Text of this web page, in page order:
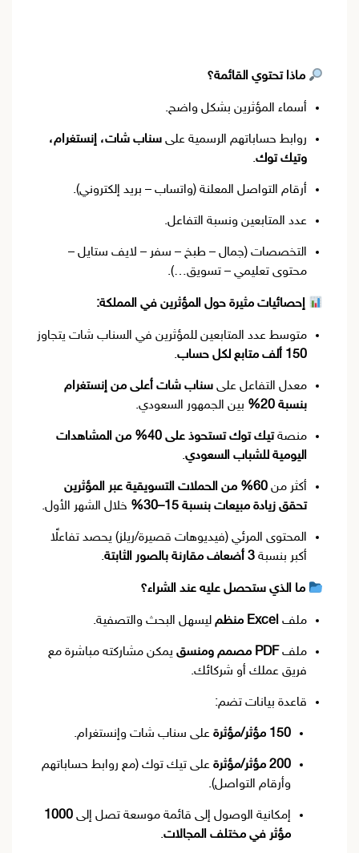
ماذا تحتوي القائمة؟
أسماء المؤثرين بشكل واضح.
روابط حساباتهم الرسمية على سناب شات، إنستغرام،
وتيك توك.
أرقام التواصل المعلنة (واتساب – بريد إلكتروني).
عدد المتابعين ونسبة التفاعل.
التخصصات (جمال – طبخ – سفر – لايف ستايل –
محتوى تعليمي – تسويق…).
إحصائيات مثيرة حول المؤثرين في المملكة:
متوسط عدد المتابعين للمؤثرين في السناب شات يتجاوز
150 ألف متابع لكل حساب
.
معدل التفاعل على سناب شات أعلى من إنستغرام
بنسبة 20%
بين الجمهور السعودي.
منصة
تيك توك تستحوذ على 40% من المشاهدات
اليومية للشباب السعودي.
أكثر من
60% من الحملات التسويقية عبر المؤثرين
تحقق زيادة مبيعات بنسبة 15–30%
خلال الشهر الأول.
المحتوى المرئي (فيديوهات قصيرة/ريلز) يحصد تفاعلًا
أكبر بنسبة 3 أضعاف مقارنة بالصور الثابتة .
ما الذي ستحصل عليه عند الشراء؟
ملف Excel منظم ليسهل البحث والتصفية.
ملف PDF مصمم ومنسق
يمكن مشاركته مباشرة مع
فريق عملك أو شركائك.
قاعدة بيانات تضم:
150 مؤثر/مؤثرة على سناب شات وإنستغرام.
200 مؤثر/مؤثرة
على تيك توك (مع روابط حساباتهم
وأرقام التواصل).
إمكانية الوصول إلى قائمة موسعة تصل إلى 1000
مؤثر في مختلف المجالات.